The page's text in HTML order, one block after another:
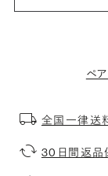
ペ
全国一律送
30日間返品